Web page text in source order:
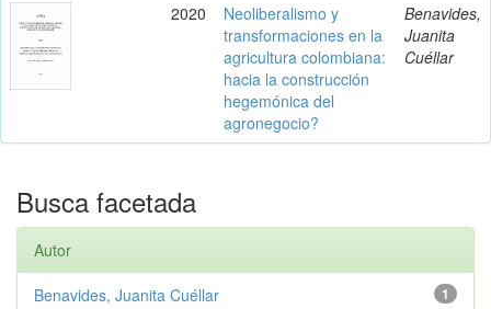
2020
Neoliberalismo y
transformaciones en la
agricultura colombiana:
hacia la construcción
hegemónica del
agronegocio?
Benavides,
Juanita
Cuéllar
Busca facetada
Autor
1
Benavides, Juanita Cuéllar